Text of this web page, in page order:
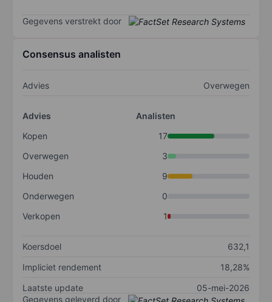
Gegevens verstrekt door
Consensus analisten
Advies Overwegen
Advies
Analisten
Kopen
17
Overwegen
3
Houden
9
Onderwegen
0
Verkopen
1
Koersdoel
632,1
Impliciet rendement
18,28%
Laatste update
05-mei-2026
Gegevens geleverd door